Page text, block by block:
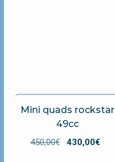
Mini quads rockstar
49cc
450,00€
El430,00€